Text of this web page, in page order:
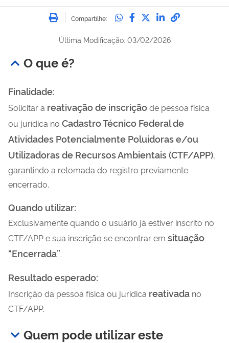
Imprimir
Compartilhe: Compartilhe no
Compartilhe no
Compartilhe no
Compartilhe
Última Modificação: 03/02/2026
O que é?
Finalidade:
Solicitar a reativação de inscriçãode pessoa física
ou jurídica no Cadastro Técnico Federal de
Atividades Potencialmente Poluidoras e/ou
Utilizadoras de Recursos Ambientais (CTF/APP),
garantindo a retomada do registro previamente
encerrado.
Quando utilizar:
Exclusivamente quando o usuário já estiver inscrito no
CTF/APP e sua inscrição se encontrar em situação
“Encerrada”.
Resultado esperado:
Inscrição da pessoa física ou jurídica reativada no
CTF/APP.
Quem pode utilizar este